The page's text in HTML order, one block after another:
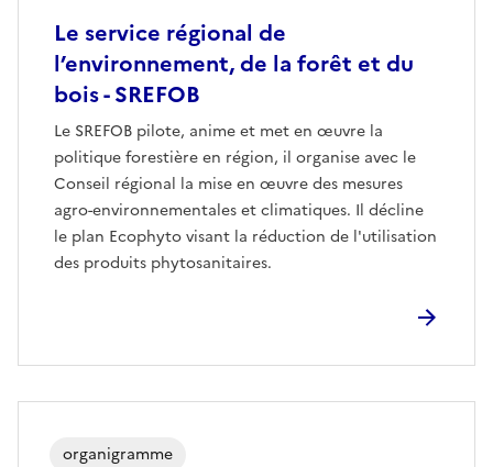
Le service régional de
l’environnement, de la forêt et du
bois - SREFOB
Le SREFOB pilote, anime et met en œuvre la
politique forestière en région, il organise avec le
Conseil régional la mise en œuvre des mesures
agro-environnementales et climatiques. Il décline
le plan Ecophyto visant la réduction de l'utilisation
des produits phytosanitaires.
organigramme